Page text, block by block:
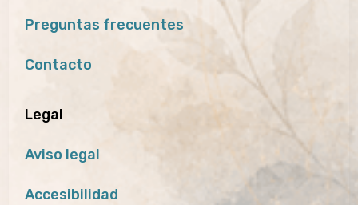
Preguntas frecuentes
Contacto
Legal
Aviso legal
Accesibilidad